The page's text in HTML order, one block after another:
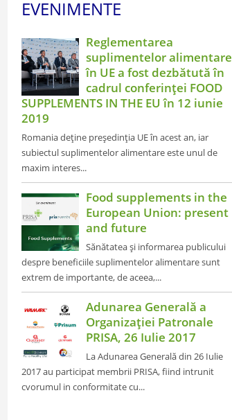
EVENIMENTE
Reglementarea
suplimentelor alimentare
în UE a fost dezbătută în
cadrul conferinței FOOD
SUPPLEMENTS IN THE EU în 12 iunie
2019
Romania deține președinția UE în acest an, iar
subiectul suplimentelor alimentare este unul de
maxim interes...
Food supplements in the
European Union: present
and future
Sănătatea și informarea publicului
despre beneficiile suplimentelor alimentare sunt
extrem de importante, de aceea,...
Adunarea Generală a
Organizației Patronale
PRISA, 26 Iulie 2017
La Adunarea Generală din 26 Iulie
2017 au participat membrii PRISA, fiind intrunit
cvorumul in conformitate cu...